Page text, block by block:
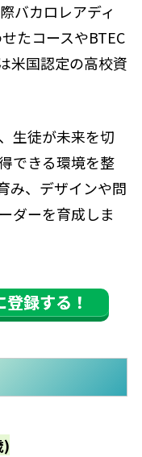
バカロレアディ
たコースやBTEC
米国認定の高校資
生徒が未来を切
できる環境を整
み、デザインや問
ダーを育成しま
録する！
)